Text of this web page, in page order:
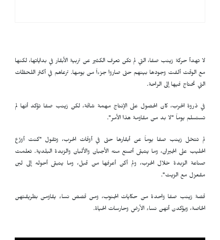
لا تهدأ حركة زينب صفا، التي لم تكن تعرف الكثير عن تربية الأبقار في بداياتها، لكنها
مع الوقت ألفت وجودها بينهم حتى صاروا جزءاً من يومها. ترعاهم في أكثر اللحظات
التي تحتاج فيها إلى الراحة.
في ذروة الحرب، كان الحصول على الإنتاج مهمة شاقة، لكن زينب صفا تؤكد أنها لم
تستسلم يوماً "لا بد من مقاومة هذا الأمر".
لم تتخل زينب صفا يوماً عن أبقارها حتى في أوقات الحرب، وتقول "كنت أوزّع
الحليب على الجيران، وما يتبقى أصنع منه الأجبان والألبان والزبدة البلدية. تعلمت
صناعة الزبدة خلال الحرب، ولم أكن أعرفها من قبل، وما يتبقى أحوله إلى لبن
مقعزل مع الزيت".
قصة زينب صفا واحدة من حكايات الجنوب، ومن قصص نساء يقاومن بطريقتهن
الخاصة، ويؤكدن أنهن نساء الأرض وحارسات الحياة.